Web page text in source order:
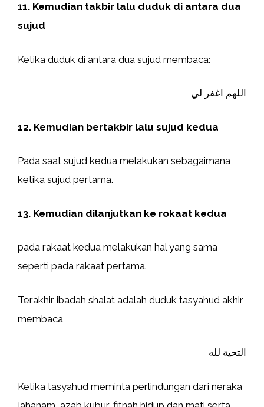
11. Kemudian takbir lalu duduk di antara dua
sujud
Ketika duduk di antara dua sujud membaca:
اللهم اغفر لي
12. Kemudian bertakbir lalu sujud kedua
Pada saat sujud kedua melakukan sebagaimana
ketika sujud pertama.
13. Kemudian dilanjutkan ke rokaat kedua
pada rakaat kedua melakukan hal yang sama
seperti pada rakaat pertama.
Terakhir ibadah shalat adalah duduk tasyahud akhir
membaca
التحية لله
Ketika tasyahud meminta perlindungan dari neraka